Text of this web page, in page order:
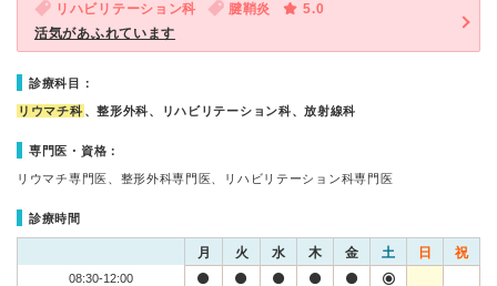
リハビリテーション科 腱鞘炎
5.0
活気があふれています
診療科目：
リウマチ科 、整形外科、リハビリテーション科、放射線科
専門医・資格：
リウマチ専門医、整形外科専門医、リハビリテーション科専門医
診療時間
月 火 水 木 金 土 日 祝
08:30-12:00